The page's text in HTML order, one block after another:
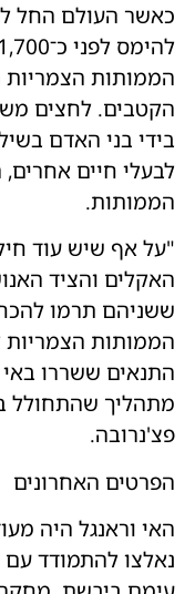
כאשר העולם החל
הממותות הצמריות
הקטבים. לחצים
בידי בני האדם
לבעלי חיים אחרים,
הממותות.
"על אף שיש עוד
האקלים והציד
ששניהם תרמו
הממותות
התנאים ששררו
מתהליך שהתחולל
פצ'נרובה.
הפרטים האחרונים
האי וראנגל היה
נאלצו להתמודד